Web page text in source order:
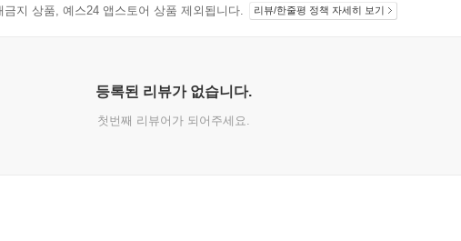
지 상품, 예스24 앱스토어 상품 제외됩니다.
리뷰/한줄평 정책 자세히 보기
등록된 리뷰가 없습니다.
첫번째 리뷰어가 되어주세요.